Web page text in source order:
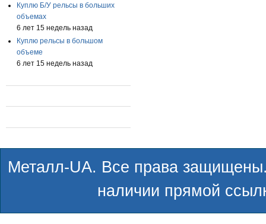
Куплю Б/У рельсы в больших
объемах
6 лет 15 недель назад
Куплю рельсы в большом
объеме
6 лет 15 недель назад
Металл-UA. Все права
наличии прямой